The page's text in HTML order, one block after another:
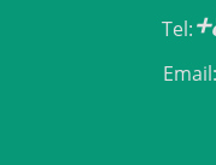
Tel:
Email: